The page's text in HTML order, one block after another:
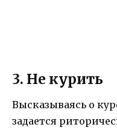
3. Не курить
Высказываясь о
задается